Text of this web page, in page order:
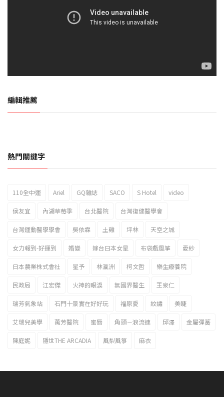
編輯推薦
2023新北市北海岸國際風箏節「風在石起」霸氣回歸
熱門關鍵字
110全中運 Ariel GQ雜誌 SACO S Hotel video
侯友宜 內湖草莓季 台北醫院 台灣復健醫學會
台灣運動醫學學會 吳依霖 土雞 坪林 天空之城
女力報到-好運到 婚變 嫁台日本女星 布袋戲風箏 愛紗
日本農業株式會社 星予 林瀛洲 柯文哲 樂生療養院
民政局 江宏傑 火神的眼淚 無國界醫生 王泉仁
瑞芳氣象站 石門十景實在好好玩 福原愛 紋繡 美睫
艾瑞兒美學 萬芳醫院 蜜唇 角頭－浪流連 邱澤 金屬彈簧
陳庭妮 隱世THE ARCADIA 風梨風箏 麻衣